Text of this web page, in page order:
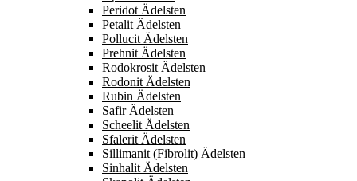
Peridot Ädelsten
Petalit Ädelsten
Pollucit Ädelsten
Prehnit Ädelsten
Rodokrosit Ädelsten
Rodonit Ädelsten
Rubin Ädelsten
Safir Ädelsten
Scheelit Ädelsten
Sfalerit Ädelsten
Sillimanit (Fibrolit) Ädelsten
Sinhalit Ädelsten